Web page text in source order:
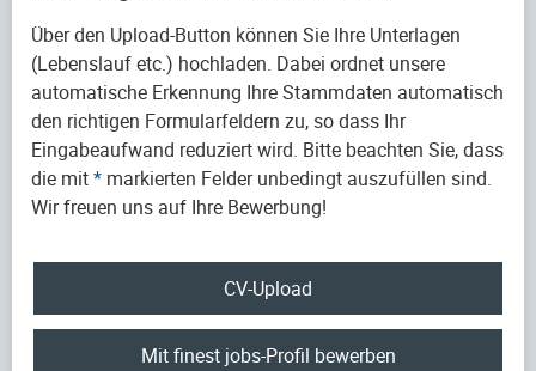
Über den Upload-Button können Sie Ihre Unterlagen
(Lebenslauf etc.) hochladen. Dabei ordnet unsere
automatische Erkennung Ihre Stammdaten automatisch
den richtigen Formularfeldern zu, so dass Ihr
Eingabeaufwand reduziert wird. Bitte beachten Sie, dass
die mit* markierten Felder unbedingt auszufüllen sind.
Wir freuen uns auf Ihre Bewerbung!
CV-Upload
Mit finest jobs-Profil bewerben